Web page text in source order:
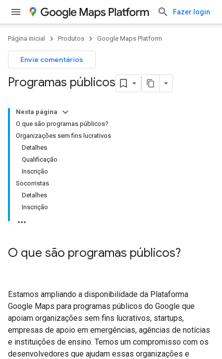
Fazer login
Página inicial Produtos Google Maps Platform
Envie comentários
Programas públicos
Nesta página
O que são programas públicos?
Organizações sem fins lucrativos
Detalhes
Qualificação
Inscrição
Socorristas
Detalhes
Inscrição
O que são programas públicos?
Estamos ampliando a disponibilidade da Plataforma
Google Maps para programas públicos do Google que
apoiam organizações sem fins lucrativos, startups,
empresas de apoio em emergências, agências de notícias
e instituições de ensino. Temos um compromisso com os
desenvolvedores que ajudam essas organizações e